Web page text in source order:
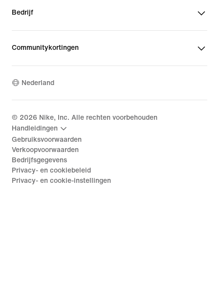
Bedrijf
Communitykortingen
Nederland
© 2026 Nike, Inc. Alle rechten voorbehouden
Handleidingen
Gebruiksvoorwaarden
Verkoopvoorwaarden
Bedrijfsgegevens
Privacy- en cookiebeleid
Privacy- en cookie-instellingen